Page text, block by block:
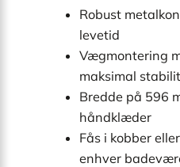
Robust
levetid
Vægmontering
maksimal
Bredde på 596
håndklæder
Fås i kobber
enhver